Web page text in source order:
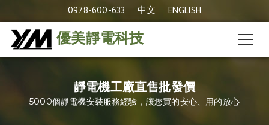
0978-600-633 中文 ENGLISH
優美靜電科技
靜電機工廠直售批發價
5000個靜電機安裝服務經驗，讓您買的安心、用的放心